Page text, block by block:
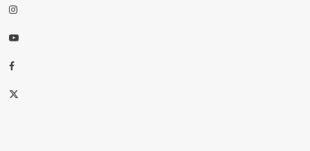
Instagram
Youtube
Facebook
X